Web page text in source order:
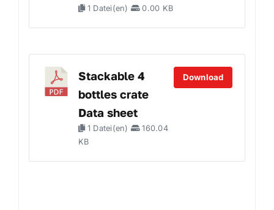
1 Datei(en) 0.00 KB
Stackable 4
bottles crate
Data sheet
1 Datei(en)
160.04
KB
Download